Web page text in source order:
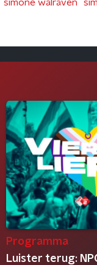
simone walraven
Programma
Luister terug: